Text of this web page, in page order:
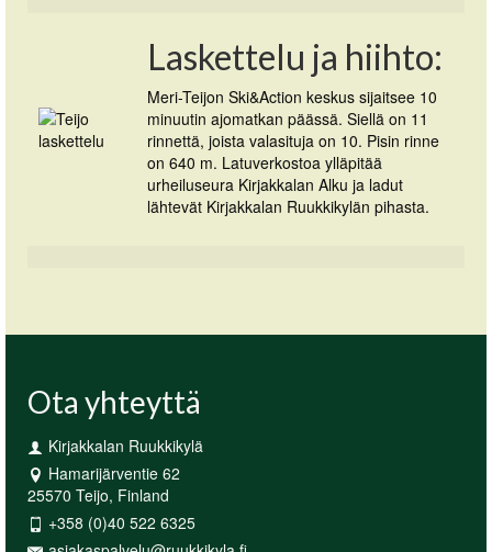
Laskettelu ja hiihto:
Meri-Teijon Ski&Action keskus sijaitsee 10
minuutin ajomatkan päässä. Siellä on 11
rinnettä, joista valasituja on 10. Pisin rinne
on 640 m. Latuverkostoa ylläpitää
urheiluseura Kirjakkalan Alku ja ladut
lähtevät Kirjakkalan Ruukkikylän pihasta.
Ota yhteyttä
Kirjakkalan Ruukkikylä
Hamarijärventie 62
25570 Teijo, Finland
+358 (0)40 522 6325